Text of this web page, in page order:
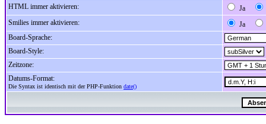
HTML immer aktivieren:
Ja
Smilies immer aktivieren:
Ja
Board-Sprache:
Board-Style:
Zeitzone:
Datums-Format:
Die Syntax ist identisch mit der PHP-Funktion date()